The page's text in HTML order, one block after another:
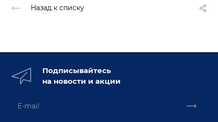
Назад к списку
Подписывайтесь
на новости и акции